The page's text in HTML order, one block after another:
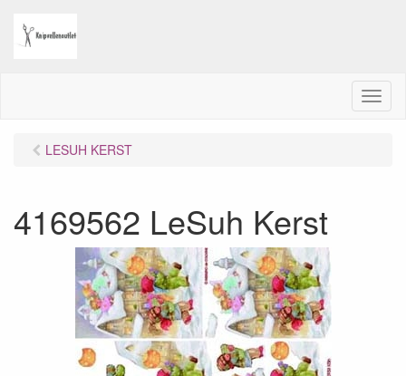
M
e
LESUH KERST
4169562 LeSuh Kerst